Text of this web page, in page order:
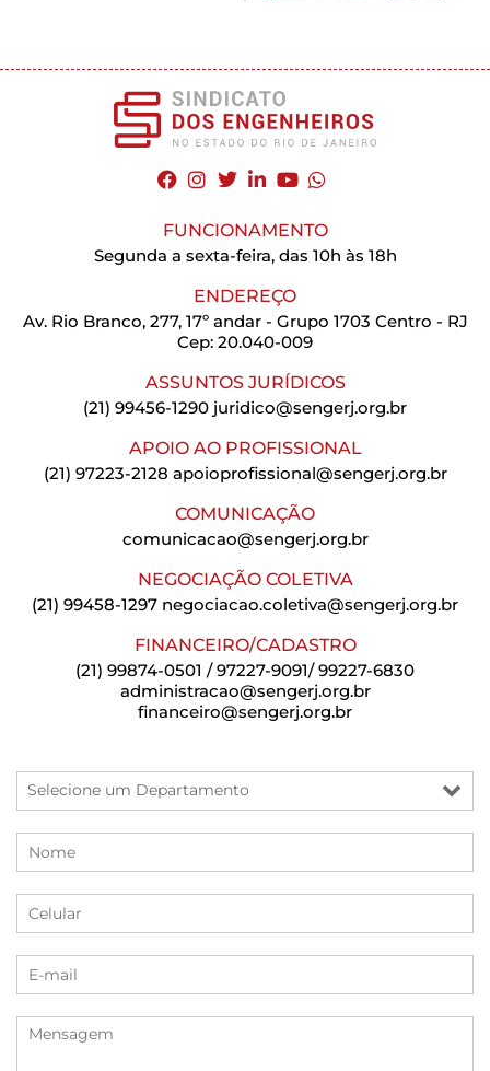
FUNCIONAMENTO
Segunda a sexta-feira, das 10h às 18h
ENDEREÇO
Av. Rio Branco, 277, 17º andar - Grupo 1703 Centro - RJ
Cep: 20.040-009
ASSUNTOS JURÍDICOS
(21) 99456-1290 juridico@sengerj.org.br
APOIO AO PROFISSIONAL
(21) 97223-2128 apoioprofissional@sengerj.org.br
COMUNICAÇÃO
comunicacao@sengerj.org.br
NEGOCIAÇÃO COLETIVA
(21) 99458-1297 negociacao.coletiva@sengerj.org.br
FINANCEIRO/CADASTRO
(21) 99874-0501 / 97227-9091/ 99227-6830
administracao@sengerj.org.br
financeiro@sengerj.org.br